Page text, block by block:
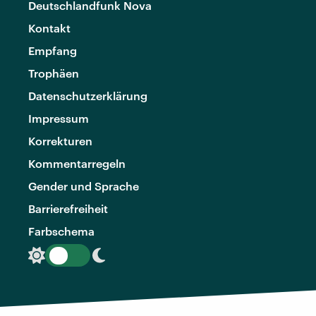
Deutschlandfunk Nova
Kontakt
Empfang
Trophäen
Datenschutzerklärung
Impressum
Korrekturen
Kommentarregeln
Gender und Sprache
Barrierefreiheit
Farbschema